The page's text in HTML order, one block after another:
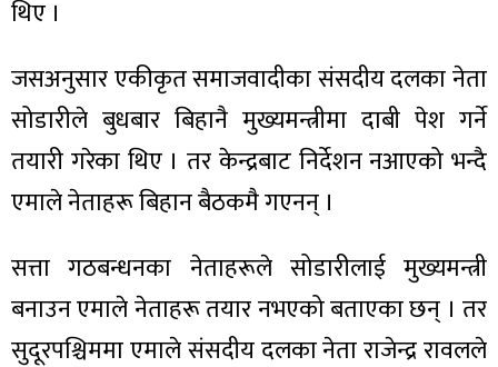
थिए ।
जसअनुसार एकीकृत समाजवादीका संसदीय दलका नेता
सोडारीले बुधबार बिहानै मुख्यमन्त्रीमा दाबी पेश गर्ने
तयारी गरेका थिए । तर केन्द्रबाट निर्देशन नआएको भन्दै
एमाले नेताहरू बिहान बैठकमै गएनन् ।
सत्ता गठबन्धनका नेताहरूले सोडारीलाई मुख्यमन्त्री
बनाउन एमाले नेताहरू तयार नभएको बताएका छन् । तर
सुदूरपश्चिममा एमाले संसदीय दलका नेता राजेन्द्र रावलले